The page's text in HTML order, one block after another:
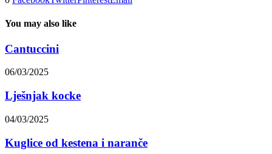
You may also like
Cantuccini
06/03/2025
Lješnjak kocke
04/03/2025
Kuglice od kestena i naranče